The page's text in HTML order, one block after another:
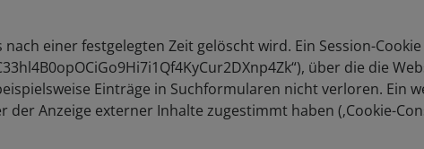
einer festgelegten Zeit gelöscht wird. Ein Session-
über die die
Einträge in Suchformularen nicht verloren. Ein
Anzeige externer Inhalte zugestimmt haben (‚Cookie-